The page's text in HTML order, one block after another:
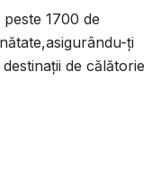
1700 de
ți
de călătorie